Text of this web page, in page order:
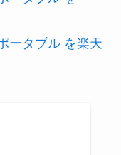
ータブル を楽天